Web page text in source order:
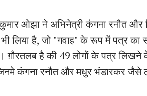
कुमार ओझा ने अभिनेत्री कंगना रनौत
भी लिया है, जो "गवाह" के रूप में पत्र
ग़ौरतलब है की 49 लोगों के पत्र
कंगना रनौत और मधुर भंडारकर जैसे